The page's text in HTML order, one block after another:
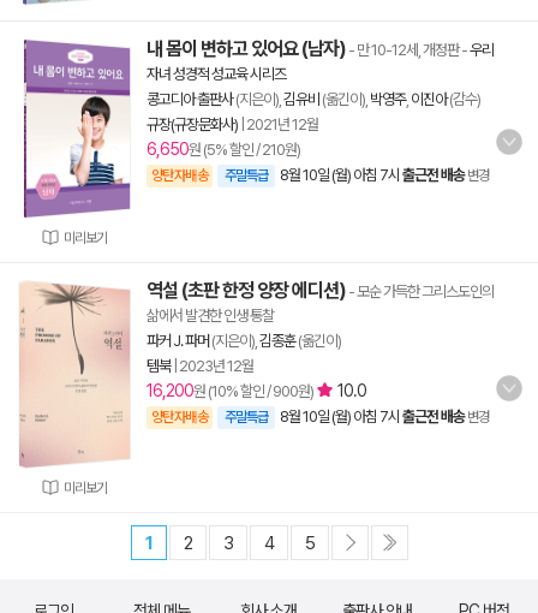
미리보기
내 몸이 변하고 있어요 (남자) - 만 10-12세, 개정판-우리
자녀 성경적 성교육 시리즈
콩고디아 출판사(지은이), 김유비 (옮긴이), 박영주, 이진아(감수)
규장(규장문화사) 2021년 12월
6,650원 (5% 할인 / 210원)
양탄자배송 주말특급 8월 10일 (월) 아침 7시 출근전 배송 변경
미리보기
역설 (초판 한정 양장 에디션) - 모순 가득한 그리스도인의
삶에서 발견한 인생 통찰
파커 J. 파머 (지은이), 김종훈(옮긴이)
템북| 2023년 12월
16,200원 (10% 할인 / 900원) 10.0
양탄자배송 주말특급 8월 10일 (월) 아침 7시 출근전 배송 변경
1 2 3 4 5